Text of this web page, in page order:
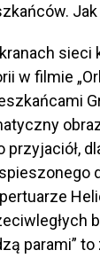
sieci
w filmie
przyjaciół,
parami”